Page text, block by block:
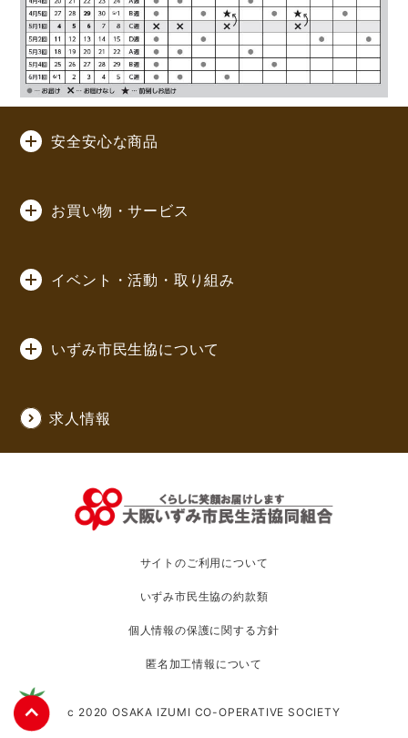
安全安心な商品
お買い物・サービス
イベント・活動・取り組み
いずみ市民生協について
求人情報
サイトのご利用について
いずみ市民生協の約款類
個人情報の保護に関する方針
匿名加工情報について
c 2020 OSAKA IZUMI CO-OPERATIVE SOCIETY